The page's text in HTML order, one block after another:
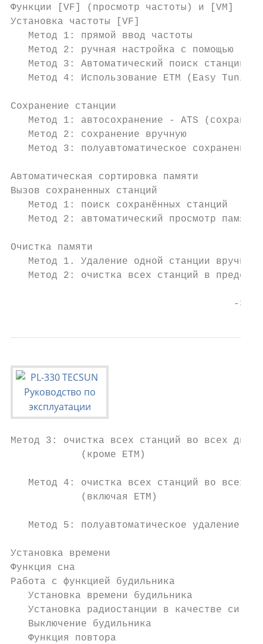
Функции [VF] (просмотр частоты) и [VM]
Установка частоты [VF]
Метод 1: прямой ввод частоты
Метод 2: ручная настройка с помощью
Метод 3: Автоматический поиск станций
Метод 4: Использование ETM (Easy
Сохранение станции
Метод 1: автосохранение - ATS
Метод 2: сохранение вручную
Метод 3: полуавтоматическое сохранение
Автоматическая сортировка
Вызов сохраненных станций
Метод 1: поиск сохранённых станций
Метод 2: автоматический просмотр
Очистка памяти
Метод 1. Удаление одной станции
Метод 2: очистка всех станций в
                                      -3-
Метод 3: очистка всех станций во всех
            (кроме ETM)
Метод 4: очистка всех станций во всех
            (включая ETM)
Метод 5: полуавтоматическое удаление
Установка времени
Функция сна
Работа с функцией будильника
Установка времени будильника
Установка радиостанции в качестве
Выключение будильника
Функция повтора